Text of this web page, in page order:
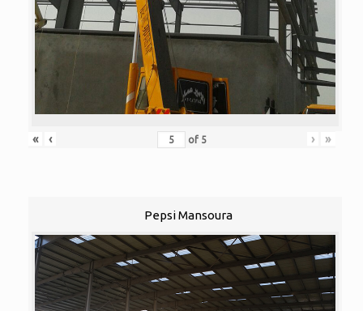
« ‹ of 5 › »
Pepsi Mansoura